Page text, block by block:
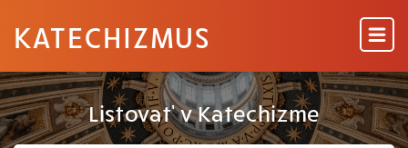
KATECHIZMUS
Listovať v Katechizme